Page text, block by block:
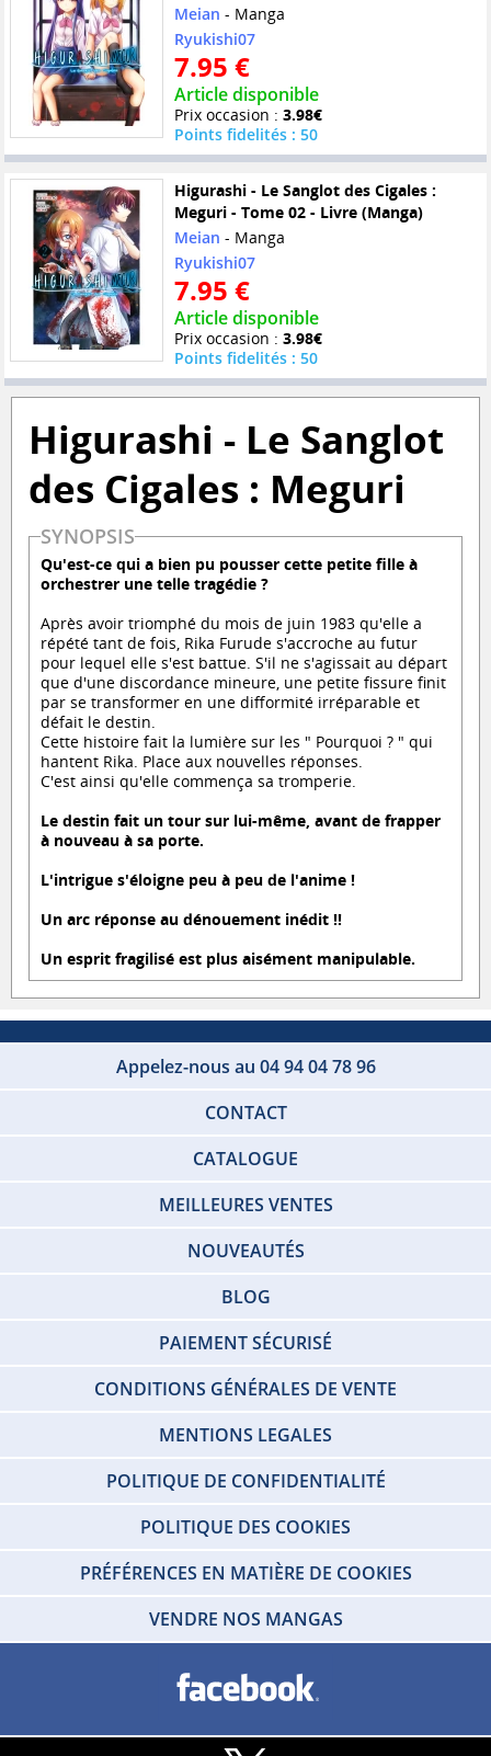
Meian - Manga
Ryukishi07
7.95 €
Article disponible
Prix occasion : 3.98€
Points fidelités : 50
Higurashi - Le Sanglot des Cigales :
Meguri - Tome 02 - Livre (Manga)
Meian - Manga
Ryukishi07
7.95 €
Article disponible
Prix occasion : 3.98€
Points fidelités : 50
Higurashi - Le Sanglot
des Cigales : Meguri
SYNOPSIS
Qu'est-ce qui a bien pu pousser cette petite fille à
orchestrer une telle tragédie ?
Après avoir triomphé du mois de juin 1983 qu'elle a
répété tant de fois, Rika Furude s'accroche au futur
pour lequel elle s'est battue. S'il ne s'agissait au départ
que d'une discordance mineure, une petite fissure finit
par se transformer en une difformité irréparable et
défait le destin.
Cette histoire fait la lumière sur les " Pourquoi ? " qui
hantent Rika. Place aux nouvelles réponses.
C'est ainsi qu'elle commença sa tromperie.
Le destin fait un tour sur lui-même, avant de frapper
à nouveau à sa porte.
L'intrigue s'éloigne peu à peu de l'anime !
Un arc réponse au dénouement inédit !!
Un esprit fragilisé est plus aisément manipulable.
Appelez-nous au 04 94 04 78 96
CONTACT
CATALOGUE
MEILLEURES VENTES
NOUVEAUTÉS
BLOG
PAIEMENT SÉCURISÉ
CONDITIONS GÉNÉRALES DE VENTE
MENTIONS LEGALES
POLITIQUE DE CONFIDENTIALITÉ
POLITIQUE DES COOKIES
PRÉFÉRENCES EN MATIÈRE DE COOKIES
VENDRE NOS MANGAS